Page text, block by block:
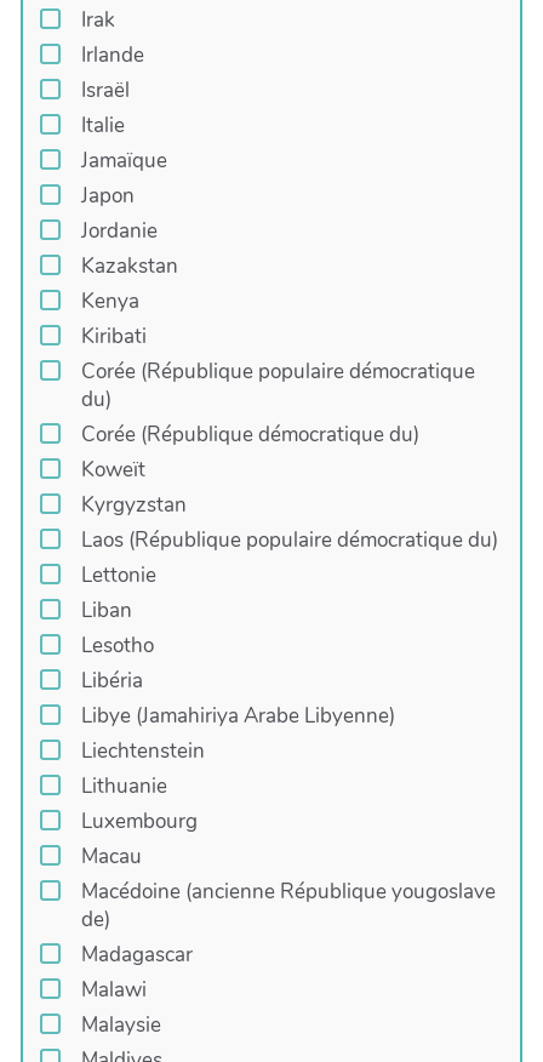
Irak
Irlande
Israël
Italie
Jamaïque
Japon
Jordanie
Kazakstan
Kenya
Kiribati
Corée (République populaire démocratique
du)
Corée (République démocratique du)
Koweït
Kyrgyzstan
Laos (République populaire démocratique du)
Lettonie
Liban
Lesotho
Libéria
Libye (Jamahiriya Arabe Libyenne)
Liechtenstein
Lithuanie
Luxembourg
Macau
Macédoine (ancienne République yougoslave
de)
Madagascar
Malawi
Malaysie